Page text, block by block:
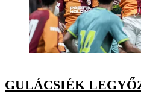
GULÁCSIÉK